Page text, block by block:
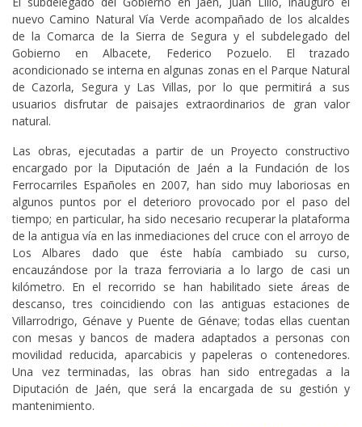
nuevo Camino Natural Vía Verde acompañado de los alcaldes
de la Comarca de la Sierra de Segura y el subdelegado del
Gobierno en Albacete, Federico Pozuelo. El trazado
acondicionado se interna en algunas zonas en el Parque Natural
de Cazorla, Segura y Las Villas, por lo que permitirá a sus
usuarios disfrutar de paisajes extraordinarios de gran valor
natural.
Las obras, ejecutadas a partir de un Proyecto constructivo
encargado por la Diputación de Jaén a la Fundación de los
Ferrocarriles Españoles en 2007, han sido muy laboriosas en
algunos puntos por el deterioro provocado por el paso del
tiempo; en particular, ha sido necesario recuperar la plataforma
de la antigua vía en las inmediaciones del cruce con el arroyo de
Los Albares dado que éste había cambiado su curso,
encauzándose por la traza ferroviaria a lo largo de casi un
kilómetro. En el recorrido se han habilitado siete áreas de
descanso, tres coincidiendo con las antiguas estaciones de
Villarrodrigo, Génave y Puente de Génave; todas ellas cuentan
con mesas y bancos de madera adaptados a personas con
movilidad reducida, aparcabicis y papeleras o contenedores.
Una vez terminadas, las obras han sido entregadas a la
Diputación de Jaén, que será la encargada de su gestión y
mantenimiento.